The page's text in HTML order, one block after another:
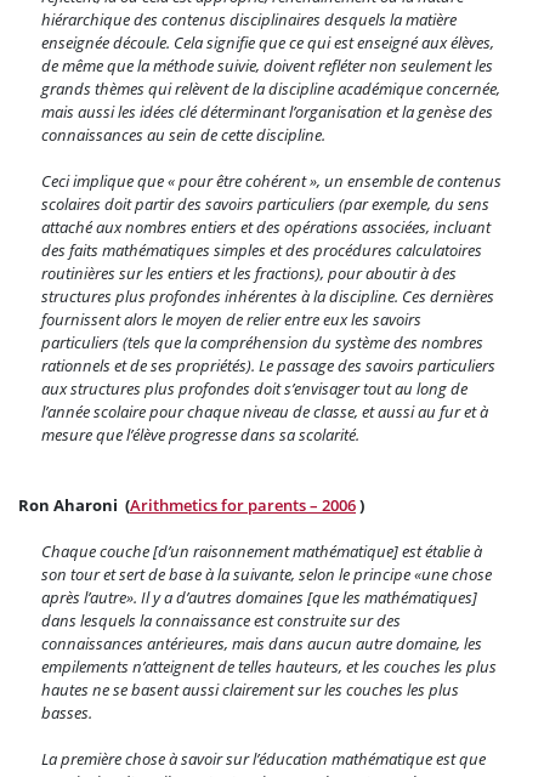
hiérarchique des contenus disciplinaires desquels la matière
enseignée découle. Cela signifie que ce qui est enseigné aux élèves,
de même que la méthode suivie, doivent refléter non seulement les
grands thèmes qui relèvent de la discipline académique concernée,
mais aussi les idées clé déterminant l’organisation et la genèse des
connaissances au sein de cette discipline.
Ceci implique que « pour être cohérent », un ensemble de contenus
scolaires doit partir des savoirs particuliers (par exemple, du sens
attaché aux nombres entiers et des opérations associées, incluant
des faits mathématiques simples et des procédures calculatoires
routinières sur les entiers et les fractions), pour aboutir à des
structures plus profondes inhérentes à la discipline. Ces dernières
fournissent alors le moyen de relier entre eux les savoirs
particuliers (tels que la compréhension du système des nombres
rationnels et de ses propriétés). Le passage des savoirs particuliers
aux structures plus profondes doit s’envisager tout au long de
l’année scolaire pour chaque niveau de classe, et aussi au fur et à
mesure que l’élève progresse dans sa scolarité.
Ron Aharoni (Arithmetics for parents – 2006)
Chaque couche [d’un raisonnement mathématique] est établie à
son tour et sert de base à la suivante, selon le principe «une chose
après l’autre». Il y a d’autres domaines [que les mathématiques]
dans lesquels la connaissance est construite sur des
connaissances antérieures, mais dans aucun autre domaine, les
empilements n’atteignent de telles hauteurs, et les couches les plus
hautes ne se basent aussi clairement sur les couches les plus
basses.
La première chose à savoir sur l’éducation mathématique est que